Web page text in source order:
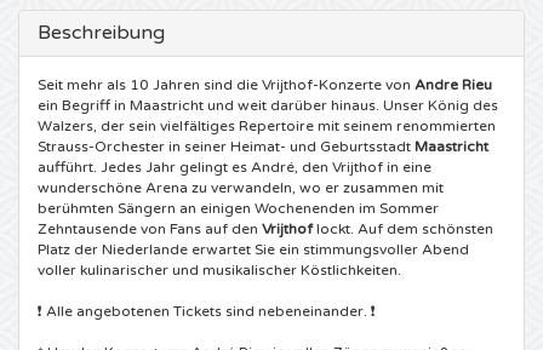
De Amsterdamse Zomer karten
Louis Tomlinson Karten
Tom Jones Karten
Ed Sheeran Karten
Shawn Mendes Karten
OH MY Karten
WOO HAH Karten
Free Your Mind Festival Karten
Strafwerk Karten
Into The Great Wide Open Karten
Charlotte de Witte Karten
909 Karten
Verknipt Karten
DLDK Karten
Above Beyond Karten
Disclosure Karten
Beschreibung
Seit mehr als 10 Jahren sind die Vrijthof-Konzerte von Andre Rieu
ein Begriff in Maastricht und weit darüber hinaus. Unser König des
Walzers, der sein vielfältiges Repertoire mit seinem renommierten
Strauss-Orchester in seiner Heimat- und Geburtsstadt Maastricht
aufführt. Jedes Jahr gelingt es André, den Vrijthof in eine
wunderschöne Arena zu verwandeln, wo er zusammen mit
berühmten Sängern an einigen Wochenenden im Sommer
Zehntausende von Fans auf den Vrijthoflockt. Auf dem schönsten
Platz der Niederlande erwartet Sie ein stimmungsvoller Abend
voller kulinarischer und musikalischer Köstlichkeiten.
❗ Alle angebotenen Tickets sind nebeneinander. ❗